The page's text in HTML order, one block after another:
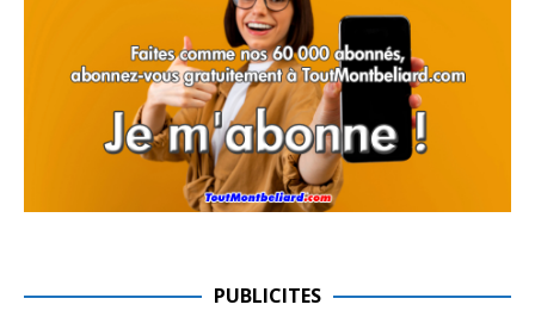
PUBLICITES